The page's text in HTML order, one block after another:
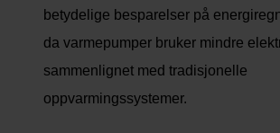
betydelige besparelser på
da varmepumper bruker mindre
sammenlignet med tradisjonelle
oppvarmingssystemer.